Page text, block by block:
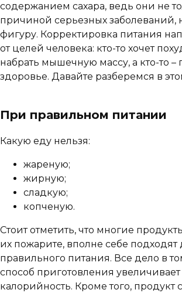
содержанием сахара, ведь они не
причиной серьезных заболеваний,
фигуру. Корректировка питания
от целей человека: кто-то хочет
набрать мышечную массу, а кто-то –
здоровье. Давайте разберемся в
При правильном питании
Какую еду нельзя:
жареную;
жирную;
сладкую;
копченую.
Стоит отметить, что многие
их пожарите, вполне себе подходят
правильного питания. Все дело в
способ приготовления увеличивает
калорийность. Кроме того, продукт